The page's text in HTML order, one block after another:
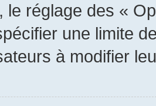
le réglage des «
une limite
à modifier